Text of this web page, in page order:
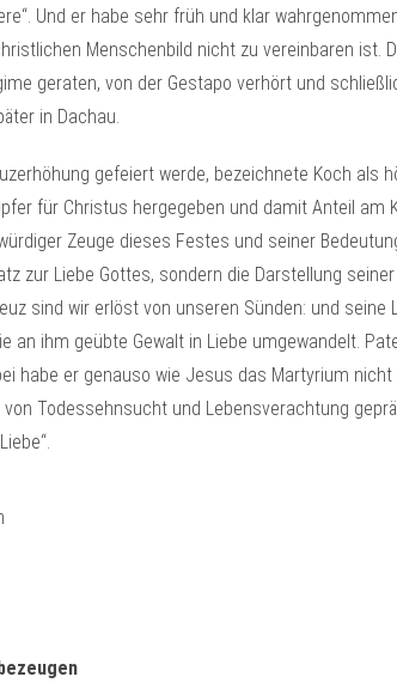
Und er habe sehr früh und klar
Menschenbild nicht zu vereinbaren ist.
geraten, von der Gestapo verhört und
in Dachau.
gefeiert werde, bezeichnete Koch als
für Christus hergegeben und damit Anteil am
Zeuge dieses Festes und seiner
zur Liebe Gottes, sondern die Darstellung
sind wir erlöst von unseren Sünden: und seine
an ihm geübte Gewalt in Liebe umgewandelt.
habe er genauso wie Jesus das Martyrium
Todessehnsucht und Lebensverachtung